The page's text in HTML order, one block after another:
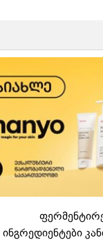
ინგრედიენტები